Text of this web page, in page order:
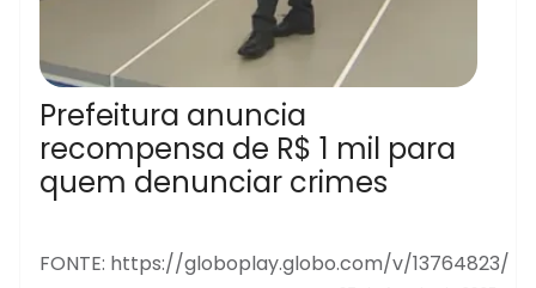
Prefeitura anuncia
recompensa de R$ 1 mil para
quem denunciar crimes
FONTE: https://globoplay.globo.com/v/13764823/